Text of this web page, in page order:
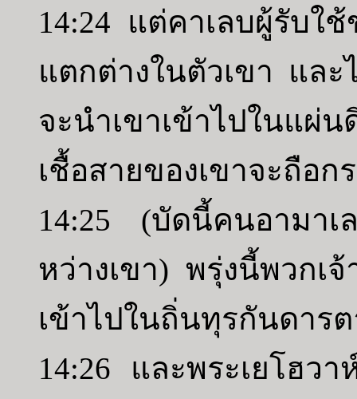
14:24 แต่คาเลบผู้รับใช้
แตกต่างในตัวเขา และ
จะนำเขาเข้าไปในแผ่
เชื้อสายของเขาจะถือ
14:25 (บัดนี้คนอามาเ
หว่างเขา) พรุ่งนี้พวกเ
เข้าไปในถิ่นทุรกันดาร
14:26 และพระเยโฮว